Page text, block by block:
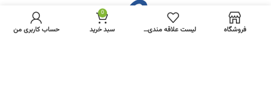
فروشگاه لیست علاقه مندی ها
0
سبد خرید حساب کاربری من